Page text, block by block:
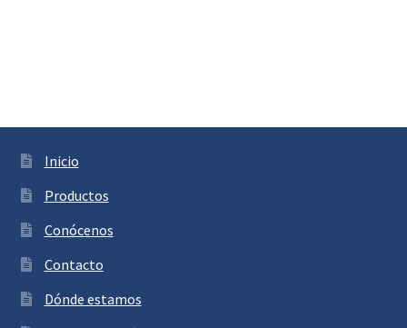
Inicio
Productos
Conócenos
Contacto
Dónde estamos